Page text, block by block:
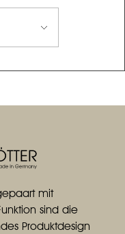
mit
sind die
Produktdesign